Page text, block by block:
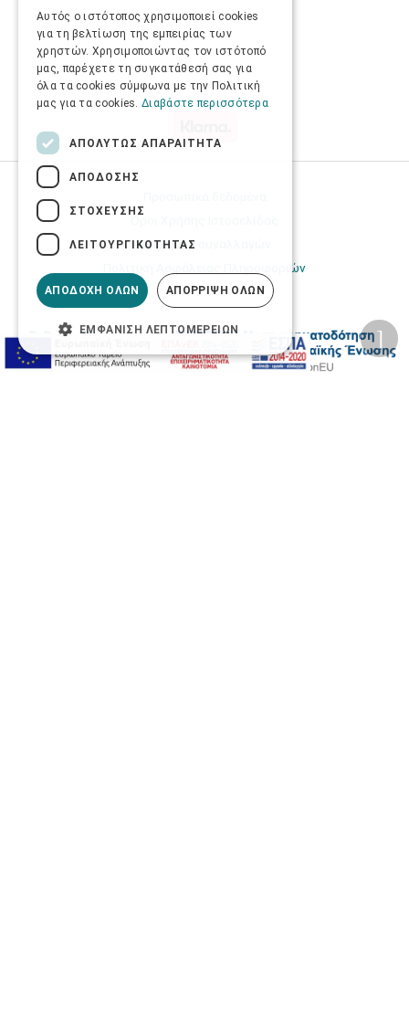
Ασφάλεια συναλλαγών
Πολιτική Ασφάλειας Πληροφοριών
Αυτός ο ιστότοπος χρησιμοποιεί cookies
για τη βελτίωση της εμπειρίας των
χρηστών. Χρησιμοποιώντας τον ιστότοπό
μας, παρέχετε τη συγκατάθεσή σας για
όλα τα cookies σύμφωνα με την Πολιτική
μας για τα cookies. Διαβάστε περισσότερα
ΑΠΟΛΎΤΩΣ ΑΠΑΡΑΊΤΗΤΑ
ΑΠΌΔΟΣΗΣ
ΣΤΌΧΕΥΣΗΣ
ΛΕΙΤΟΥΡΓΙΚΌΤΗΤΑΣ
ΑΠΟΔΟΧΉ ΌΛΩΝ ΑΠΌΡΡΙΨΗ ΌΛΩΝ
ΕΜΦΆΝΙΣΗ ΛΕΠΤΟΜΕΡΕΙΏΝ